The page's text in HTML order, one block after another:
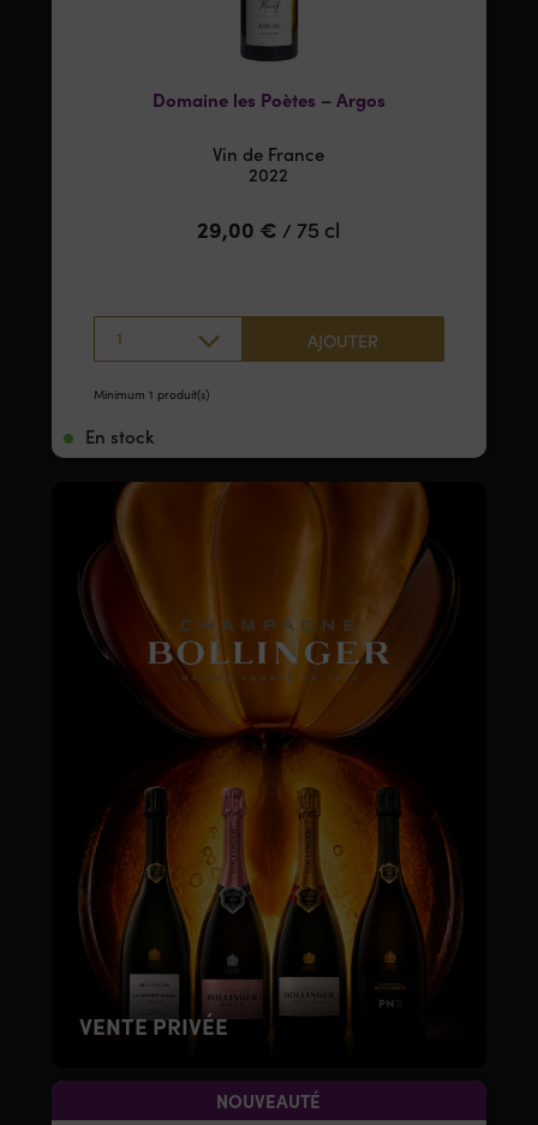
Domaine les Poètes – Argos
Vin de France
2022
29,00 € / 75 cl
1 AJOUTER
Minimum 1 produit(s)
En stock
VENTE PRIVÉE
NOUVEAUTÉ